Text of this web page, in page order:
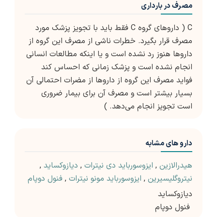
مصرف در بارداری
C ( داروهای گروه C فقط باید با تجویز پزشک مورد
مصرف قرار بگیرد. خطرات ناشی از مصرف این گروه از
داروها هنوز رد نشده است و یا اینکه مطالعات انسانی
انجام نشده است و پزشک زمانی که احساس کند
فواید مصرف این گروه از داروها از مضرات احتمالی آن
بسیار بیشتر است و مصرف آن برای بیمار ضروری
است تجویز انجام می‌دهد. )
دارو های مشابه
هیدرالازین , ایزوسورباید دی نیترات , دیازوکساید ,
نیتروگلیسیرین , ایزوسورباید مونو نیترات , فنول دوپام
دیازوکساید
فنول دوپام